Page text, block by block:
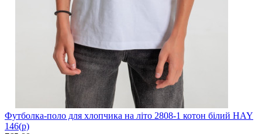
Футболка-поло для хлопчика на літо 2808-1 котон білий HAY
146(р)